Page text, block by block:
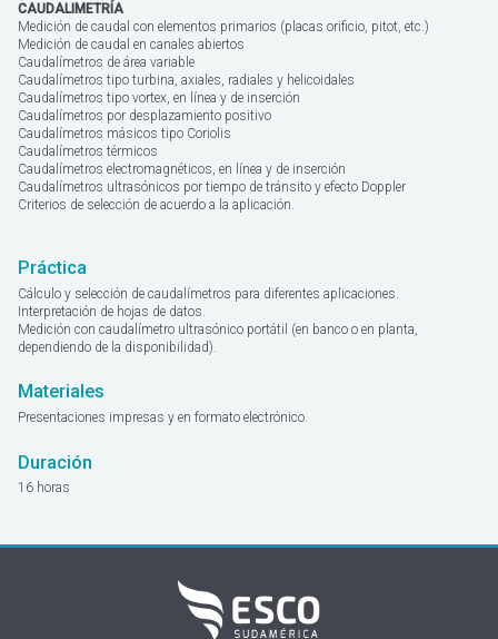
CAUDALIMETRÍA
Medición de caudal con elementos primarios (placas orificio, pitot, etc.)
Medición de caudal en canales abiertos
Caudalímetros de área variable
Caudalímetros tipo turbina, axiales, radiales y helicoidales
Caudalímetros tipo vortex, en línea y de inserción
Caudalímetros por desplazamiento positivo
Caudalímetros másicos tipo Coriolis
Caudalímetros térmicos
Caudalímetros electromagnéticos, en línea y de inserción
Caudalímetros ultrasónicos por tiempo de tránsito y efecto Doppler
Criterios de selección de acuerdo a la aplicación.
Práctica
Cálculo y selección de caudalímetros para diferentes aplicaciones.
Interpretación de hojas de datos.
Medición con caudalímetro ultrasónico portátil (en banco o en planta,
dependiendo de la disponibilidad).
Materiales
Presentaciones impresas y en formato electrónico.
Duración
16 horas